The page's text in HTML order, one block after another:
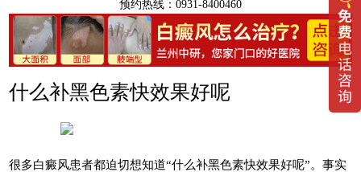
预约热线：0931-8400460
什么补黑色素快效果好呢
很多白癜风患者都迫切想知道“什么补黑色素快效果好呢”。事实